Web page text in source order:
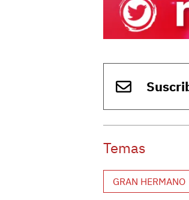
Temas
GRAN HERMANO